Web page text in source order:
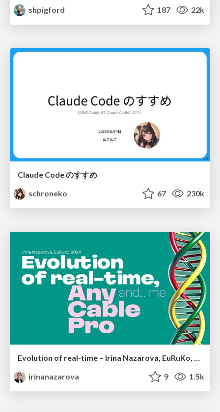
shpigford
187 22k
Claude Code のすすめ
schroneko
67 230k
Evolution of real-time – Irina Nazarova, EuRuKo, 2024
irinanazarova
9 1.5k